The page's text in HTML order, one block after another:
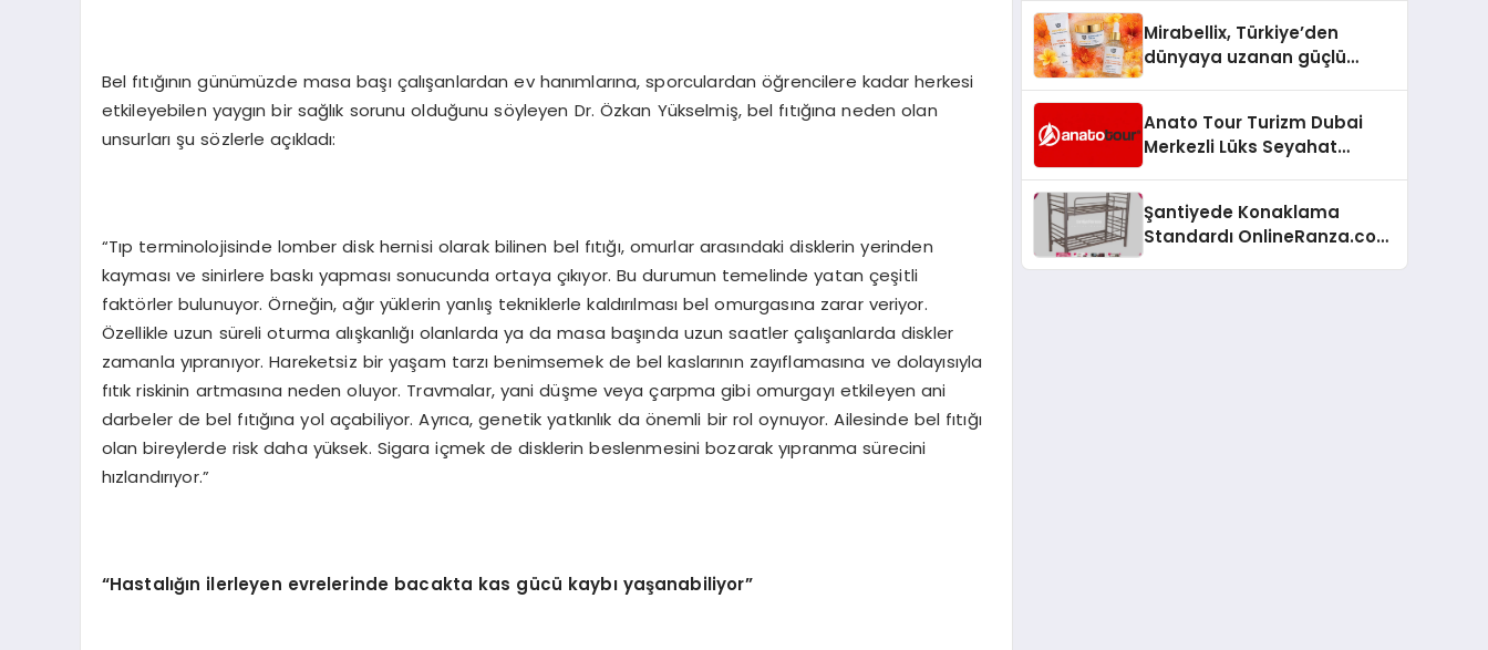
Bel fıtığının günümüzde masa başı çalışanlardan ev hanımlarına, sporculardan öğrencilere kadar herkesi
etkileyebilen yaygın bir sağlık sorunu olduğunu söyleyen Dr. Özkan Yükselmiş, bel fıtığına neden olan
unsurları şu sözlerle açıkladı:
“Tıp terminolojisinde lomber disk hernisi olarak bilinen bel fıtığı, omurlar arasındaki disklerin yerinden
kayması ve sinirlere baskı yapması sonucunda ortaya çıkıyor. Bu durumun temelinde yatan çeşitli
faktörler bulunuyor. Örneğin, ağır yüklerin yanlış tekniklerle kaldırılması bel omurgasına zarar veriyor.
Özellikle uzun süreli oturma alışkanlığı olanlarda ya da masa başında uzun saatler çalışanlarda diskler
zamanla yıpranıyor. Hareketsiz bir yaşam tarzı benimsemek de bel kaslarının zayıflamasına ve dolayısıyla
fıtık riskinin artmasına neden oluyor. Travmalar, yani düşme veya çarpma gibi omurgayı etkileyen ani
darbeler de bel fıtığına yol açabiliyor. Ayrıca, genetik yatkınlık da önemli bir rol oynuyor. Ailesinde bel fıtığı
olan bireylerde risk daha yüksek. Sigara içmek de disklerin beslenmesini bozarak yıpranma sürecini
hızlandırıyor.”
“Hastalığın ilerleyen evrelerinde bacakta kas gücü kaybı yaşanabiliyor”
Mirabellix, Türkiye’den
dünyaya uzanan güçlü
Anato Tour Turizm Dubai
Merkezli Lüks Seyahat
Şantiyede Konaklama
Standardı OnlineRanza.com